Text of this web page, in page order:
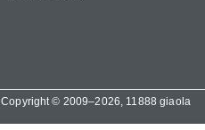
Copyright © 2009–2026, 11888 giaola